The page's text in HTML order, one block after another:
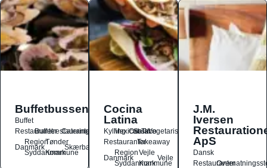
Buffetbussen
Buffet
Restauranter
Buffetrestauranter
Catering
Danmark
Region
Syddanmark
Tønder
Kommune
Skærbæk
Cocina
Latina
Kylling
Mexicansk
OstSalat
TacoVegetarisk
RestauranterTakeaway
Danmark
Region
Syddanmark
Vejle
Kommune
Vejle
J.M.
Iversen
ApS
Dansk
Restauranter